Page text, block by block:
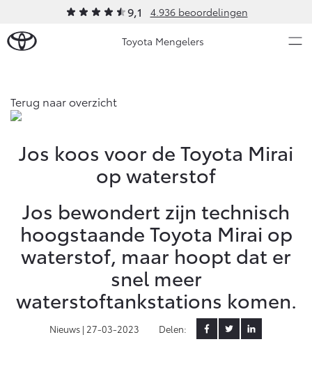
9,1 4.936 beoordelingen
Toyota Mengelers
Vacatures
Klantbeoordelingen
Modellen
Yaris
Vanaf € 27.195,-
Urban Cruiser
Nieuws & Acties
Onderhoud
Service & Onderhoud
Diensten
Terug naar overzicht
Jos koos voor de Toyota Mirai
op waterstof
Jos bewondert zijn technisch
hoogstaande Toyota Mirai op
waterstof, maar hoopt dat er
snel meer
waterstoftankstations komen.
Nieuws | 27-03-2023 Delen: